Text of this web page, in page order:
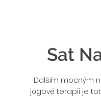
Sat
Dalším mocným
jógové terapii je